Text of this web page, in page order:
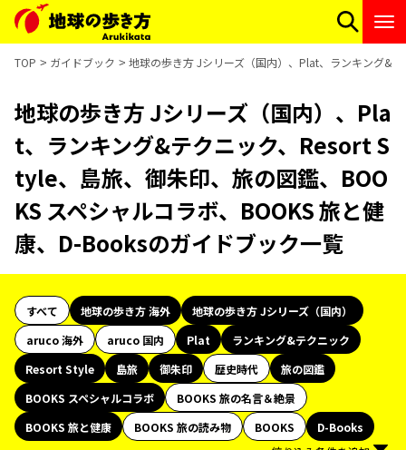
TOP ガイドブック 地球の歩き方 Jシリーズ（国内）、Plat、ランキング&
地球の歩き方 Jシリーズ（国内）、Pla
t、ランキング&テクニック、Resort S
tyle、島旅、御朱印、旅の図鑑、BOO
KS スペシャルコラボ、BOOKS 旅と健
康、D-Booksのガイドブック一覧
すべて 地球の歩き方 海外
地球の歩き方 Jシリーズ（国内）
aruco 海外
aruco 国内 Plat
ランキング&テクニック
Resort Style
島旅 御朱印 歴史時代
旅の図鑑
BOOKS スペシャルコラボ
BOOKS 旅の名言＆絶景
BOOKS 旅と健康
BOOKS 旅の読み物 BOOKS
D-Books